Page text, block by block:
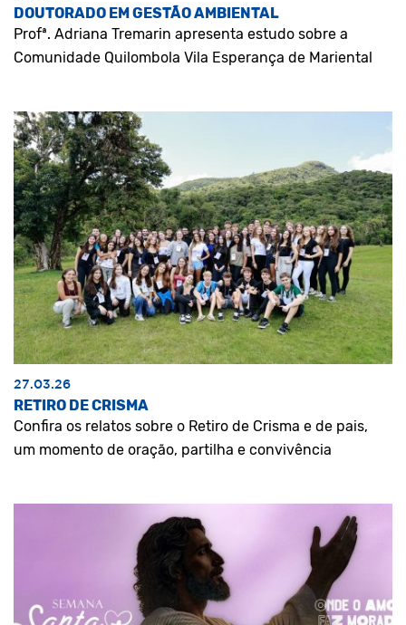
DOUTORADO EM GESTÃO AMBIENTAL
Profª. Adriana Tremarin apresenta estudo sobre a
Comunidade Quilombola Vila Esperança de Mariental
27.03.26
RETIRO DE CRISMA
Confira os relatos sobre o Retiro de Crisma e de pais,
um momento de oração, partilha e convivência